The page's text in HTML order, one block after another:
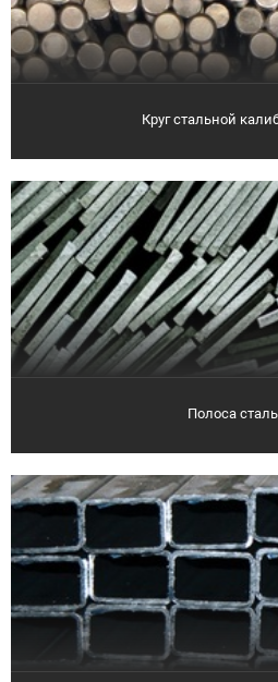
Круг стальной
Полоса